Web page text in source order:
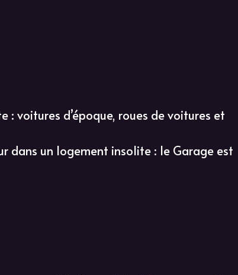
: voitures d’époque, roues de voitures et
dans un logement insolite : le Garage est